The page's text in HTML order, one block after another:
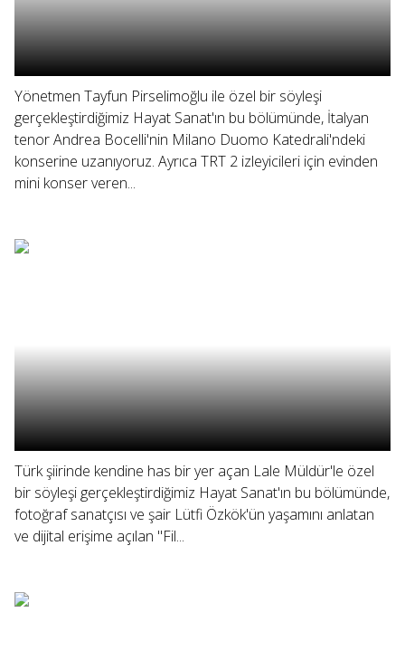
Yönetmen Tayfun Pirselimoğlu ile özel bir söyleşi
gerçekleştirdiğimiz Hayat Sanat'ın bu bölümünde, İtalyan
tenor Andrea Bocelli'nin Milano Duomo Katedrali'ndeki
konserine uzanıyoruz. Ayrıca TRT 2 izleyicileri için evinden
mini konser veren...
Türk şiirinde kendine has bir yer açan Lale Müldür'le özel
bir söyleşi gerçekleştirdiğimiz Hayat Sanat'ın bu bölümünde,
fotoğraf sanatçısı ve şair Lütfi Özkök'ün yaşamını anlatan
ve dijital erişime açılan "Fil...